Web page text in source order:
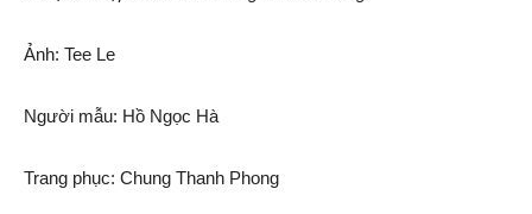
Ảnh: Tee Le
Người mẫu: Hồ Ngọc Hà
Trang phục: Chung Thanh Phong